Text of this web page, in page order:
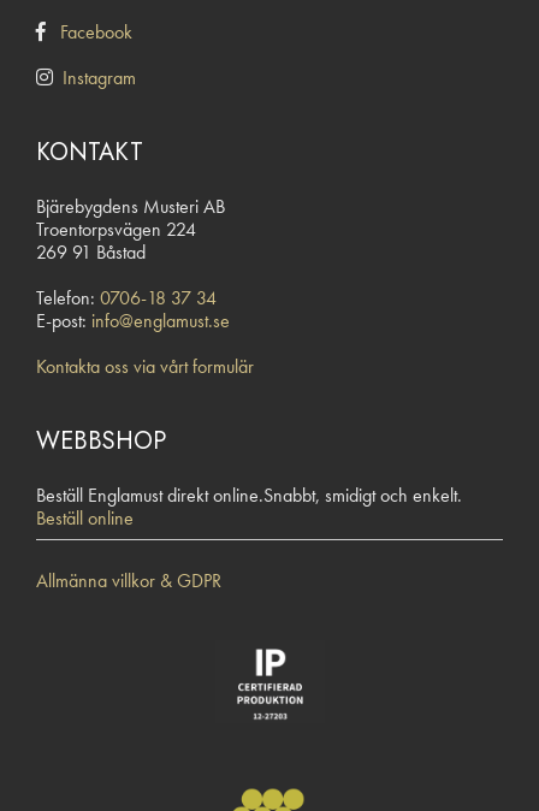
Facebook
Instagram
KONTAKT
Bjärebygdens Musteri AB
Troentorpsvägen 224
269 91 Båstad
Telefon: 0706-18 37 34
E-post: info@englamust.se
Kontakta oss via vårt formulär
WEBBSHOP
Beställ Englamust direkt online.Snabbt, smidigt och enkelt.
Beställ online
Allmänna villkor & GDPR